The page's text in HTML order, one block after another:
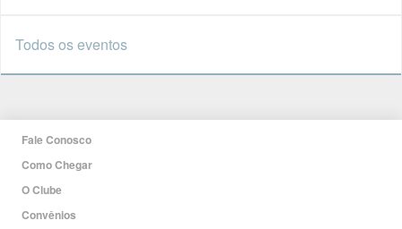
Todos os eventos
Fale Conosco
Como Chegar
O Clube
Convênios